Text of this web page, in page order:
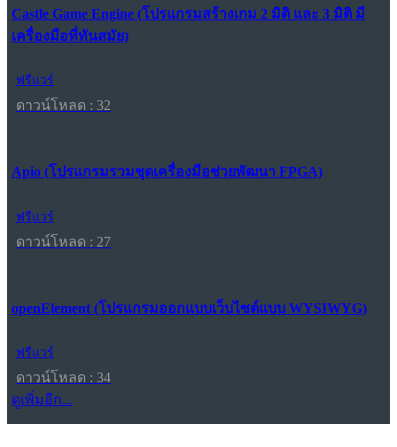
Castle Game Engine (โปรแกรมสร้างเกม 2 มิติ และ 3 มิติ มี
เครื่องมือที่ทันสมัย)
ฟรีแวร์
ดาวน์โหลด : 32
Apio (โปรแกรมรวมชุดเครื่องมือช่วยพัฒนา FPGA)
ฟรีแวร์
ดาวน์โหลด : 27
openElement (โปรแกรมออกแบบเว็บไซต์แบบ WYSIWYG)
ฟรีแวร์
ดาวน์โหลด : 34
ดูเพิ่มอีก...